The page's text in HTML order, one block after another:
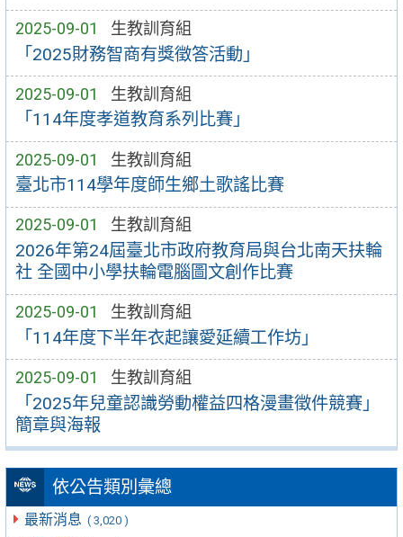
2025-09-01 生教訓育組
「2025財務智商有獎徵答活動」
2025-09-01 生教訓育組
「114年度孝道教育系列比賽」
2025-09-01 生教訓育組
臺北市114學年度師生鄉土歌謠比賽
2025-09-01 生教訓育組
2026年第24屆臺北市政府教育局與台北南天扶輪
社 全國中小學扶輪電腦圖文創作比賽
2025-09-01 生教訓育組
「114年度下半年衣起讓愛延續工作坊」
2025-09-01 生教訓育組
「2025年兒童認識勞動權益四格漫畫徵件競賽」
簡章與海報
依公告類別彙總
最新消息 ( 3,020 )